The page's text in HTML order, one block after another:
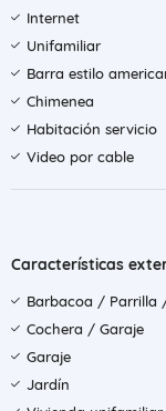
Internet
Unifamiliar
Barra estilo
Chimenea
Habitación servicio
Video por cable
Características
Barbacoa / Parrilla
Cochera / Garaje
Garaje
Jardín